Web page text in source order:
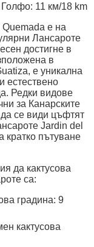
11 км/18 km
е на
Лансароте
достигне в
в
е уникална
естествено
Редки видове
за Канарските
се види цъфтят
Jardin del
кратко пътуване
да кактусова
са:
градина: 9
кактусова